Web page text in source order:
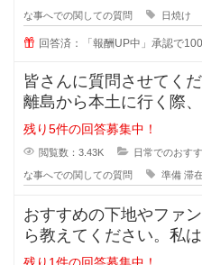
な事へでの関しての質問 日焼け
回答済：「報酬UP中」承認で
皆さんに質問させてく
離島から本土に行く際
間が3時間ほどと長い場
残り5件の回答募集中！
閲覧数：3.43K 日常でのおす
な事へでの関しての質問 準備 滞
おすすめの下地やファ
ら教えてください。私
立っています。いわゆる